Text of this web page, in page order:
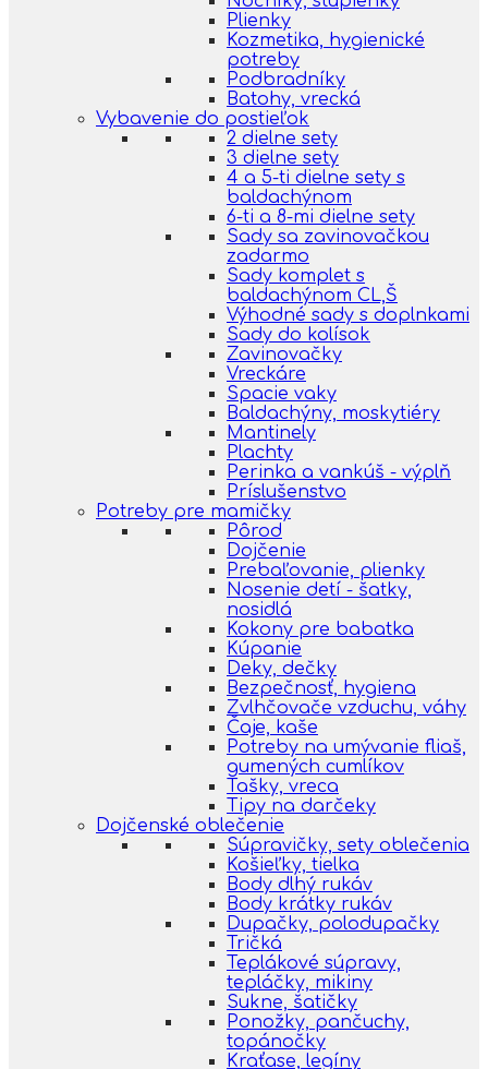
Plienky
Kozmetika, hygienické
potreby
Podbradníky
Batohy, vrecká
Vybavenie do postieľok
2 dielne sety
3 dielne sety
4 a 5-ti dielne sety s
baldachýnom
6-ti a 8-mi dielne sety
Sady sa zavinovačkou
zadarmo
Sady komplet s
baldachýnom CL,Š
Výhodné sady s doplnkami
Sady do kolísok
Zavinovačky
Vreckáre
Spacie vaky
Baldachýny, moskytiéry
Mantinely
Plachty
Perinka a vankúš - výplň
Príslušenstvo
Potreby pre mamičky
Pôrod
Dojčenie
Prebaľovanie, plienky
Nosenie detí - šatky,
nosidlá
Kokony pre babatka
Kúpanie
Deky, dečky
Bezpečnosť, hygiena
Zvlhčovače vzduchu, váhy
Čaje, kaše
Potreby na umývanie fliaš,
gumených cumlíkov
Tašky, vreca
Tipy na darčeky
Dojčenské oblečenie
Súpravičky, sety oblečenia
Košieľky, tielka
Body dlhý rukáv
Body krátky rukáv
Dupačky, polodupačky
Tričká
Teplákové súpravy,
tepláčky, mikiny
Sukne, šatičky
Ponožky, pančuchy,
topánočky
Kraťase, legíny